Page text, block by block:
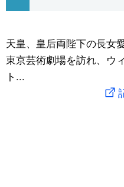
社会
文化
科学・技術
旅と暮らし
動画/Live
Books
暮らし
スポーツ・東京2020
天皇、皇后両陛下の長女
東京芸術劇場を訪れ、ウ
ト...